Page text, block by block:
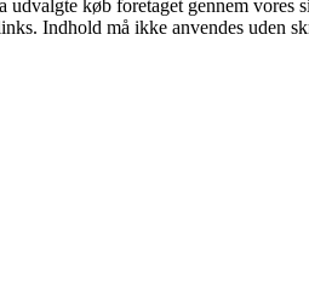
køb foretaget gennem vores
Indhold må ikke anvendes uden